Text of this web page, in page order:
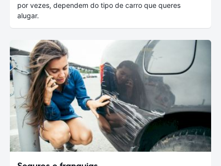
por vezes, dependem do tipo de carro que queres
alugar.